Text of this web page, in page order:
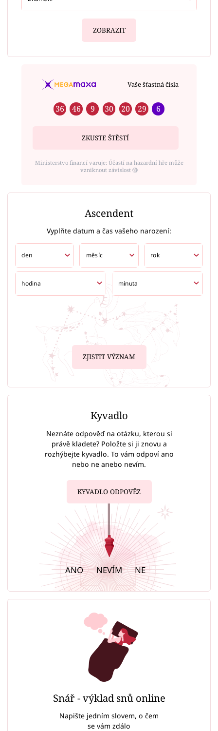
ZOBRAZIT
Vaše šťastná čísla
36 46 9 30 20 29 6
ZKUSTE ŠTĚSTÍ
Ministerstvo financí varuje: Účastí na hazardní hře může
vzniknout závislost ⑱
Ascendent
Vyplňte datum a čas vašeho narození:
ZJISTIT VÝZNAM
Kyvadlo
Neznáte odpověď na otázku, kterou si
právě kladete? Položte si ji znovu a
rozhýbejte kyvadlo. To vám odpoví ano
nebo ne anebo nevím.
KYVADLO ODPOVĚZ
ANO NEVÍM NE
Snář - výklad snů online
Napište jedním slovem, o čem
se vám zdálo